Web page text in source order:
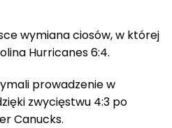
wymiana ciosów, w której
Hurricanes 6:4.
prowadzenie w
zwycięstwu 4:3 po
Canucks.